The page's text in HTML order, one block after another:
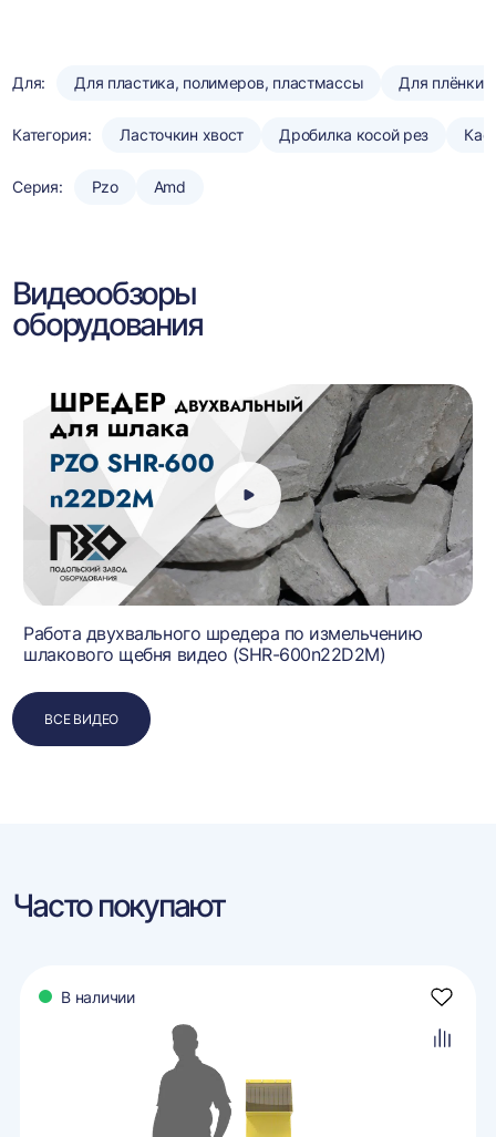
Для: Для пластика, полимеров, пластмассы Для плёнки
Категория: Ласточкин хвост Дробилка косой рез
Серия: Pzo Amd
Видеообзоры
оборудования
Работа двухвального шредера по измельчению
шлакового щебня видео (SHR-600n22D2M)
ВСЕ ВИДЕО
Часто покупают
В наличии